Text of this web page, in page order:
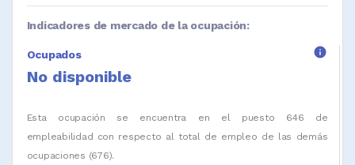
Indicadores de mercado de la ocupación:
Ocupados info
No disponible
Esta ocupación se encuentra en el puesto 646 de
empleabilidad con respecto al total de empleo de las demás
ocupaciones (676).